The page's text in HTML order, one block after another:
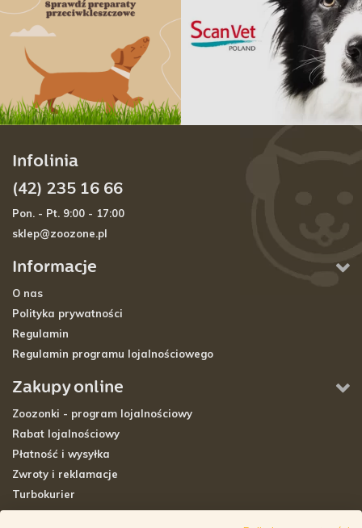
Informacje
O nas
Polityka prywatności
Regulamin
Regulamin programu lojalnościowego
Zakupy online
Zoozonki - program lojalnościowy
Rabat lojalnościowy
Płatność i wysyłka
Zwroty i reklamacje
Turbokurier
Infolinia
(42) 235 16 66
Pon. - Pt. 9:00 - 17:00
sklep@zoozone.pl